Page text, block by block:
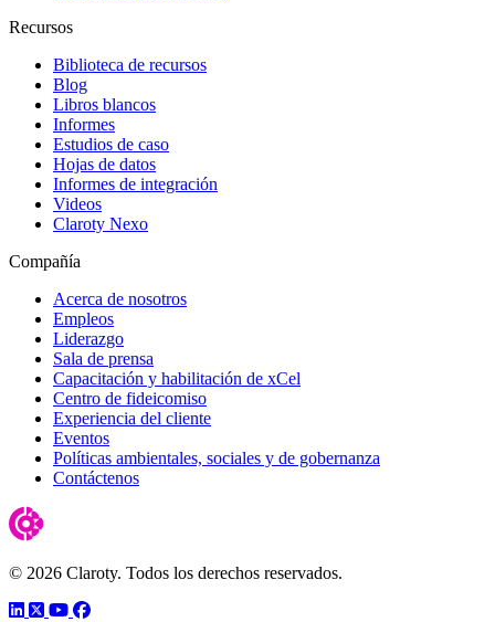
Recursos
Biblioteca de recursos
Blog
Libros blancos
Informes
Estudios de caso
Hojas de datos
Informes de integración
Videos
Claroty Nexo
Compañía
Acerca de nosotros
Empleos
Liderazgo
Sala de prensa
Capacitación y habilitación de xCel
Centro de fideicomiso
Experiencia del cliente
Eventos
Políticas ambientales, sociales y de gobernanza
Contáctenos
© 2026 Claroty. Todos los derechos reservados.
LinkedIn
TwitterYouTube
Facebook